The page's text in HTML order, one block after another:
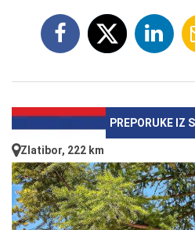
PREPORUKE IZ
Zlatibor, 222 km